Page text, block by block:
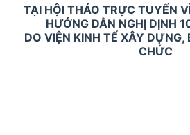
TẠI HỘI THẢO TRỰC TUYẾN
HƯỚNG DẪN NGHỊ DỊNH
DO VIỆN KINH TẾ XÂY DỰNG,
CHỨC